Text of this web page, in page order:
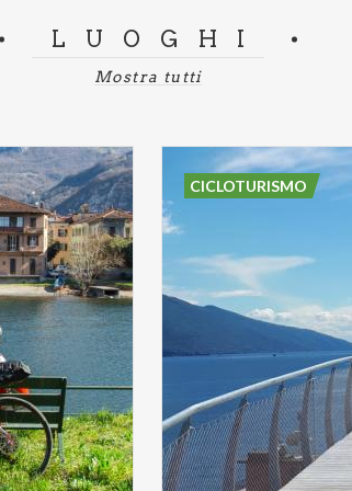
LUOGHI
Mostra tutti
CICLOTURISMO